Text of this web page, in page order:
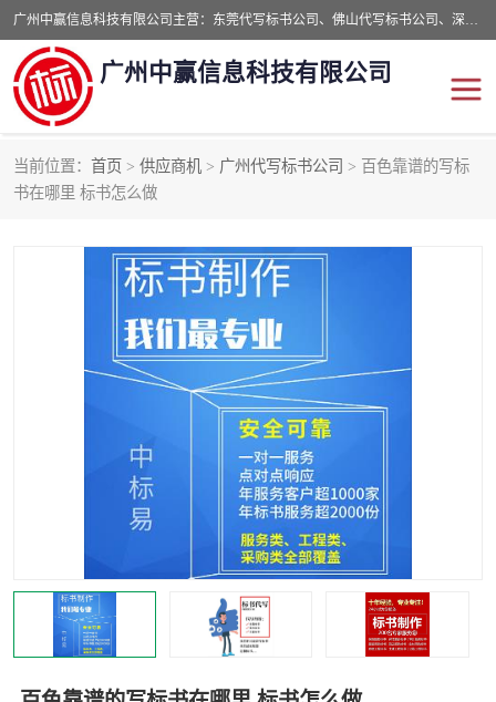
广州中赢信息科技有限公司主营：东莞代写标书公司、佛山代写标书公司、深圳代写标书公司等,食品类标书、工程类类标书,经验丰富的标书制作团队,24小时加急服务,多对一服务。
广州中赢信息科技有限公司
当前位置： 首页 > 供应商机 > 广州代写标书公司 > 百色靠谱的写标
书在哪里 标书怎么做
东莞代写标书公司
深圳代写标书公司 广州代写标书公司